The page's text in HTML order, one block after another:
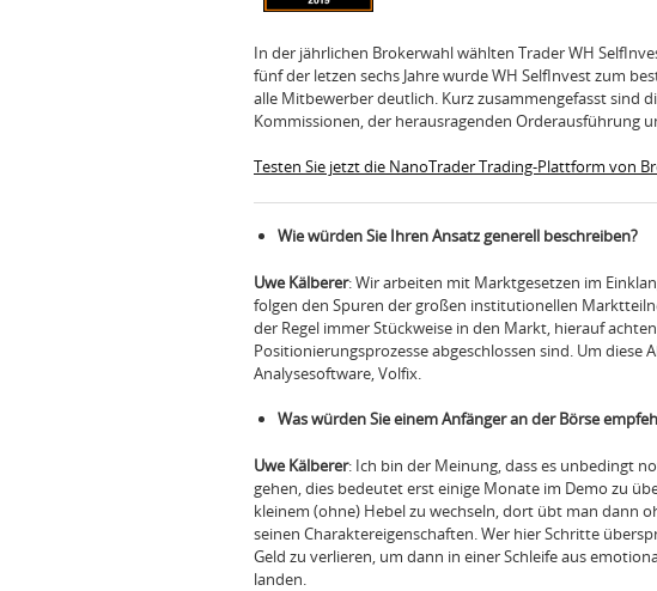
In der jährlichen Brokerwahl wählten Trader WH
fünf der letzen sechs Jahre wurde WH SelfInvest zum
alle Mitbewerber deutlich. Kurz zusammengefasst sind
Kommissionen, der herausragenden Orderausführung
Testen Sie jetzt die NanoTrader Trading-Plattform von
Wie würden Sie Ihren Ansatz generell beschreiben?
Uwe Kälberer: Wir arbeiten mit Marktgesetzen im
folgen den Spuren der großen institutionellen
der Regel immer Stückweise in den Markt, hierauf
Positionierungsprozesse abgeschlossen sind. Um diese
Analysesoftware, Volfix.
Was würden Sie einem Anfänger an der Börse
Uwe Kälberer: Ich bin der Meinung, dass es unbedingt
gehen, dies bedeutet erst einige Monate im Demo zu
kleinem (ohne) Hebel zu wechseln, dort übt man dann
seinen Charaktereigenschaften. Wer hier Schritte
Geld zu verlieren, um dann in einer Schleife aus
landen.